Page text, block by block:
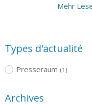
Mehr
Types d'actualité
Presseraum (1)
Archives